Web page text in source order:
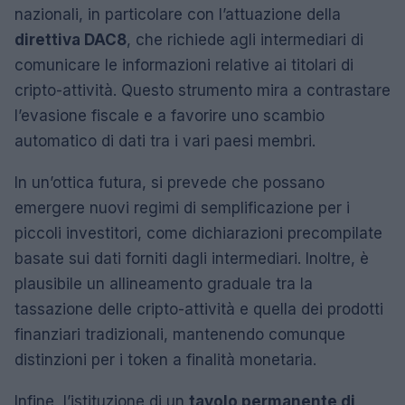
nazionali, in particolare con l’attuazione della
direttiva DAC8, che richiede agli intermediari di
comunicare le informazioni relative ai titolari di
cripto-attività. Questo strumento mira a contrastare
l’evasione fiscale e a favorire uno scambio
automatico di dati tra i vari paesi membri.
In un’ottica futura, si prevede che possano
emergere nuovi regimi di semplificazione per i
piccoli investitori, come dichiarazioni precompilate
basate sui dati forniti dagli intermediari. Inoltre, è
plausibile un allineamento graduale tra la
tassazione delle cripto-attività e quella dei prodotti
finanziari tradizionali, mantenendo comunque
distinzioni per i token a finalità monetaria.
Infine, l’istituzione di un tavolo permanente di